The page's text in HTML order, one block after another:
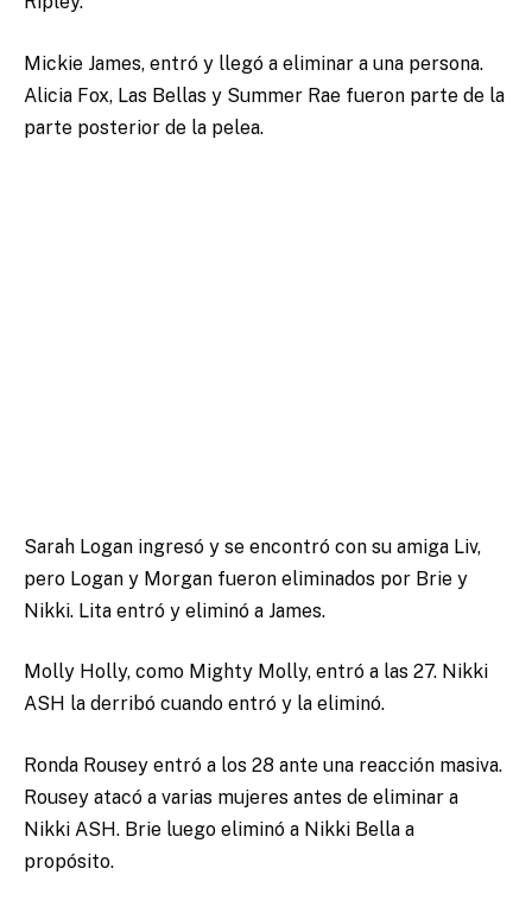
Mickie James, entró y llegó a eliminar a una persona.
Alicia Fox, Las Bellas y Summer Rae fueron parte de la
parte posterior de la pelea.
Sarah Logan ingresó y se encontró con su amiga Liv,
pero Logan y Morgan fueron eliminados por Brie y
Nikki. Lita entró y eliminó a James.
Molly Holly, como Mighty Molly, entró a las 27. Nikki
ASH la derribó cuando entró y la eliminó.
Ronda Rousey entró a los 28 ante una reacción masiva.
Rousey atacó a varias mujeres antes de eliminar a
Nikki ASH. Brie luego eliminó a Nikki Bella a
propósito.